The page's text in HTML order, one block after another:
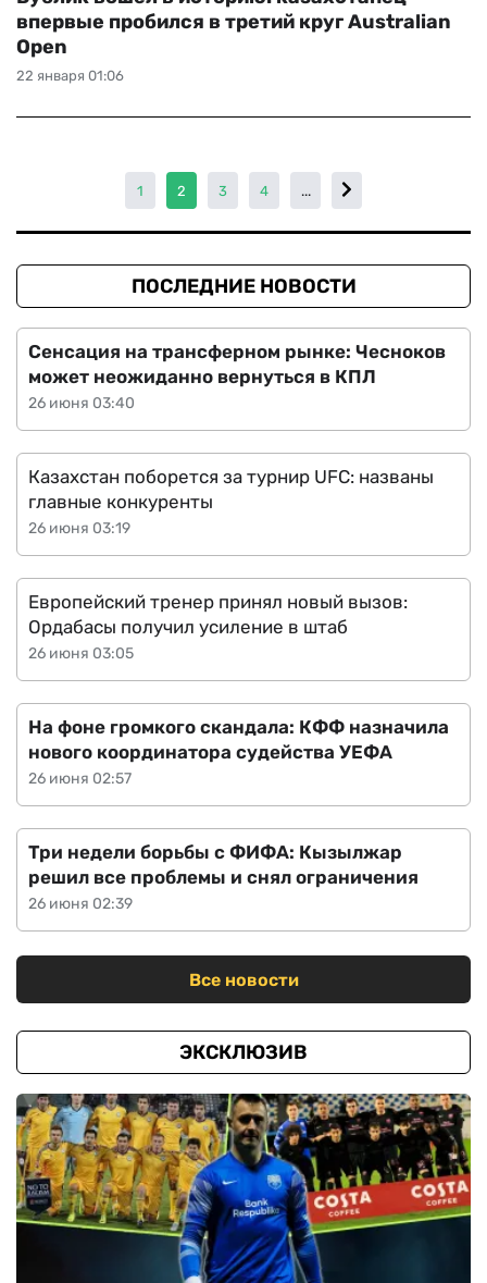
22 января 01:06
впервые пробился в третий круг Australian
Open
1 2 3 4 ...
ПОСЛЕДНИЕ НОВОСТИ
26 июня 03:40
Сенсация на трансферном рынке: Чесноков
может неожиданно вернуться в КПЛ
26 июня 03:19
Казахстан поборется за турнир UFC: названы
главные конкуренты
26 июня 03:05
Европейский тренер принял новый вызов:
Ордабасы получил усиление в штаб
26 июня 02:57
На фоне громкого скандала: КФФ назначила
нового координатора судейства УЕФА
26 июня 02:39
Три недели борьбы с ФИФА: Кызылжар
решил все проблемы и снял ограничения
Все новости
ЭКСКЛЮЗИВ